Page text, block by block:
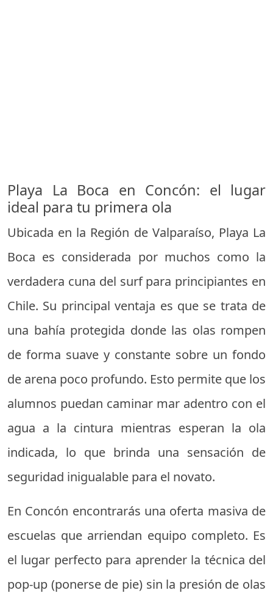
Playa La Boca en Concón: el lugar
ideal para tu primera ola
Ubicada en la Región de Valparaíso, Playa La
Boca es considerada por muchos como la
verdadera cuna del surf para principiantes en
Chile. Su principal ventaja es que se trata de
una bahía protegida donde las olas rompen
de forma suave y constante sobre un fondo
de arena poco profundo. Esto permite que los
alumnos puedan caminar mar adentro con el
agua a la cintura mientras esperan la ola
indicada, lo que brinda una sensación de
seguridad inigualable para el novato.
En Concón encontrarás una oferta masiva de
escuelas que arriendan equipo completo. Es
el lugar perfecto para aprender la técnica del
pop-up (ponerse de pie) sin la presión de olas